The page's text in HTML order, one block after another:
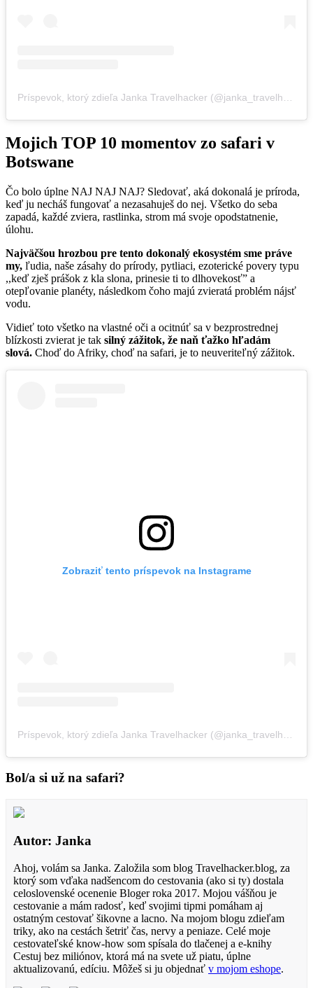
Mojich TOP 10 momentov zo safari v
Botswane
Čo bolo úplne NAJ NAJ NAJ? Sledovať, aká dokonalá je príroda,
keď ju necháš fungovať a nezasahuješ do nej. Všetko do seba
zapadá, každé zviera, rastlinka, strom má svoje opodstatnenie,
úlohu.
Najväčšou hrozbou pre tento dokonalý ekosystém sme práve
my, ľudia, naše zásahy do prírody, pytliaci, ezoterické povery typu
,,keď zješ prášok z kla slona, prinesie ti to dlhovekosť” a
otepľovanie planéty, následkom čoho majú zvieratá problém nájsť
vodu.
Vidieť toto všetko na vlastné oči a ocitnúť sa v bezprostrednej
blízkosti zvierat je tak silný zážitok, že naň ťažko hľadám
slová. Choď do Afriky, choď na safari, je to neuveriteľný zážitok.
Zobraziť tento príspevok na Instagrame
Bol/a si už na safari?
Autor: Janka
Ahoj, volám sa Janka. Založila som blog Travelhacker.blog, za
ktorý som vďaka nadšencom do cestovania (ako si ty) dostala
celoslovenské ocenenie Bloger roka 2017. Mojou vášňou je
cestovanie a mám radosť, keď svojimi tipmi pomáham aj
ostatným cestovať šikovne a lacno. Na mojom blogu zdieľam
triky, ako na cestách šetriť čas, nervy a peniaze. Celé moje
cestovateľské know-how som spísala do tlačenej a e-knihy
Cestuj bez miliónov, ktorá má na svete už piatu, úplne
aktualizovanú, edíciu. Môžeš si ju objednať v mojom eshope.